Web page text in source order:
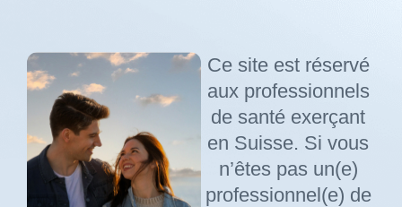
Ce site est réservé
aux professionnels
de santé exerçant
en Suisse. Si vous
n’êtes pas un(e)
professionnel(e) de